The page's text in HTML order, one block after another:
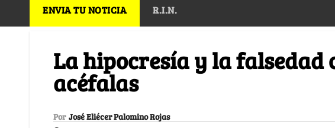
ENVIA TU NOTICIA R.I.N.
La hipocresía y la falsedad
acéfalas
Por José Eliécer Palomino Rojas